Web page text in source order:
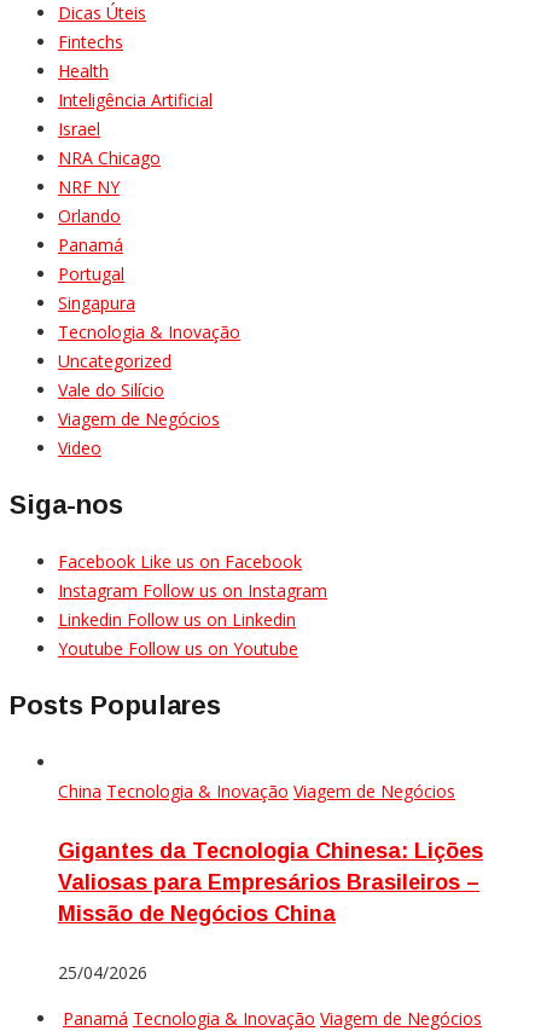
Dicas Úteis
Fintechs
Health
Inteligência Artificial
Israel
NRA Chicago
NRF NY
Orlando
Panamá
Portugal
Singapura
Tecnologia & Inovação
Uncategorized
Vale do Silício
Viagem de Negócios
Video
Siga-nos
Facebook Like us on Facebook
Instagram Follow us on Instagram
Linkedin Follow us on Linkedin
Youtube Follow us on Youtube
Posts Populares
China Tecnologia & Inovação Viagem de Negócios
Gigantes da Tecnologia Chinesa: Lições
Valiosas para Empresários Brasileiros –
Missão de Negócios China
25/04/2026
Panamá Tecnologia & Inovação Viagem de Negócios